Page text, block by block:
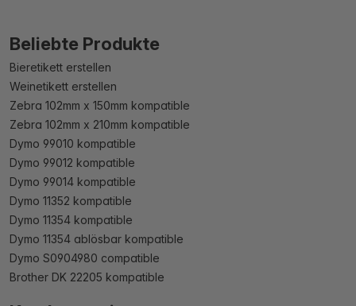
Beliebte Produkte
Bieretikett erstellen
Weinetikett erstellen
Zebra 102mm x 150mm kompatible
Zebra 102mm x 210mm kompatible
Dymo 99010 kompatible
Dymo 99012 kompatible
Dymo 99014 kompatible
Dymo 11352 kompatible
Dymo 11354 kompatible
Dymo 11354 ablösbar kompatible
Dymo S0904980 compatible
Brother DK 22205 kompatible